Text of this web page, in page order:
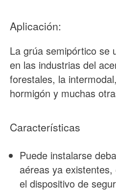
Aplicación:
La grúa semipórtico se
en las industrias del
forestales, la
hormigón y muchas
Características
Puede instalarse
aéreas ya
el dispositivo de